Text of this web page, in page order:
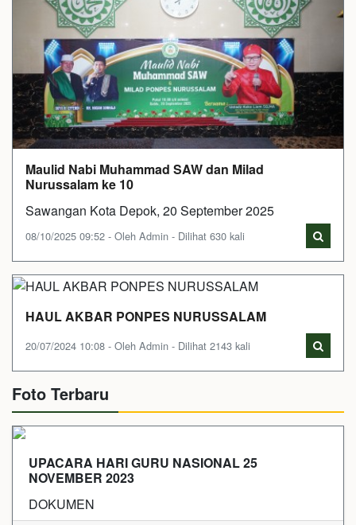
Maulid Nabi Muhammad SAW dan Milad
Nurussalam ke 10
Sawangan Kota Depok, 20 September 2025
08/10/2025 09:52 - Oleh Admin - Dilihat 630 kali
HAUL AKBAR PONPES NURUSSALAM
20/07/2024 10:08 - Oleh Admin - Dilihat 2143 kali
Foto Terbaru
UPACARA HARI GURU NASIONAL 25
NOVEMBER 2023
DOKUMEN